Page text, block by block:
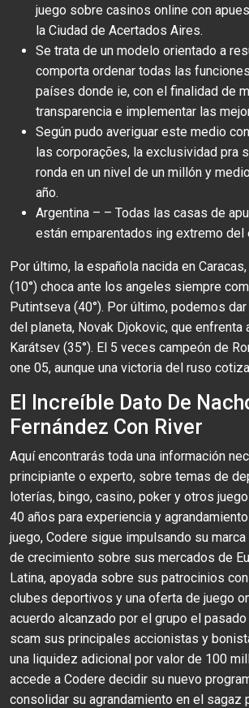
juego sobre casinos online con
la Ciudad de Acertados Aires.
Se trata de un modelo orientado a
comporta ordenar todas las
países donde ie, con el finalidad de
transparencia e implementar las
Según pudo averiguar este medio
las corporações, la exclusividad pra
ronda en un nivel de un millón y
año.
Argentina – – Todas las casas de
están emparentados ing extremo del
Por último, la española nacida en
(10°) choca ante los angeles siempre
Putintseva (40°). Por último, podemos
del planeta, Novak Djokovic, que enfrenta
Karátsev (35°). El 5 veces campeón de
one 05, aunque una victoria del ruso
El Increíble Dato De
Fernández Con River
Aquí encontrarás toda una información
principiante o experto, sobre temas de
loterías, bingo, casino, poker y otros
40 años para experiencia y
juego, Codere sigue impulsando su
de crecimiento sobre sus mercados de
Latina, apoyada sobre sus patrocinios
clubes deportivos y una oferta de juego
acuerdo alcanzado por el grupo el
scam sus principales accionistas y
una liquidez adicional por valor de 100
accede a Codere decidir su nuevo
consolidar su agrandamiento en el sagaz